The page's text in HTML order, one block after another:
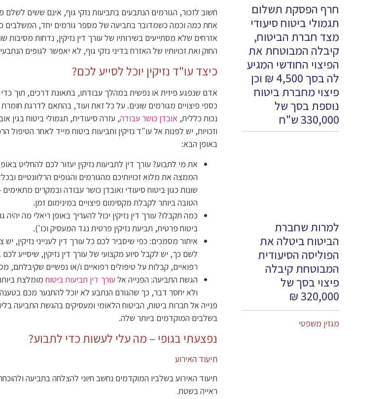
חרף הפסקת תשלום
תגמולי ביטוח סיעודי
מצד חברת הביטוח,
קיבלה המבוטחת את
הפיצוי החודשי המגיע
לה בסך 4,500 ₪ וכן
פיצוי מחברת ביטוח
נוספת בסך של
330,000 ש"ח
למרות שחברת
הביטוח ביטלה את
הפוליסה הסיעודית
המבוטחת קיבלה
פיצוי בסך של
320,000 ₪
מגזין משפטי
חשוב לזכור, הגורמים הנתבעים בתביעות נזקי גוף, אינם ששים לשלם
אחת כמה וכמה כשמדובר בתביעה של מספר גורמים יחד, המשלבים
אזרחים שלא מסתייעים בשירותיו של עורך דין נזיקין, נדחות מסיבות
החוק ואת זכויותיו של האזרח בדיני נזקי גוף, לא יאפשר לגופים
כיצד עו"ד נזיקין יוכל לסייע לכם?
אדם שנפגע פיזית או נפשית במהלך עבודתו, בתאונת דרכים, תוך
כספי פיצויים מגורמים שונים. על כל זאת ועוד, בהתאם לדרגת חומרת
נכות כללית, אובדן כושר עבודה, עזרה סיעודית, תגמולי ביטוח בגין
וזכויות, יש לפנות אל עו"ד נזיקין ותביעות ביטוח מייד לאחר הטיפול
באופן הבא:
את מי לתבוע? עורך דין לתביעות נזיקין יעזור לכם להחליט
הממצה את מלוא זכויותיכם מהגורמים והגופים הרלוונטיים
שונות כגון ביטוח סיעודי ואובדן כושר עבודה ובמקרים
הטובה ביותר לקבלת מקסימום פיצויים במינימום זמן.
כמה תקבלו? עורך דין נזיקין יכול להעריך באופן ריאלי מה
ביטוח פרטית, תביעת נזיקין פרטית נגד המעסיק וכו').
איתור מסמכים: כפי שיסביר לכם כל עורך דין לענייני נזיקין,
לשם כך, יש לקבל סיוע מקצועי של עורך דין נזיקין, שיסייע
רפואיים, קבלות על טיפולים רפואיים ו/או נפשיים שקיבלתם,
הגשת התביעה: הפנייה אל עורך דין תביעות ביטוחמומלצת
ולא יחסר דבר, כך שהגורם הנתבע לא יוכל להתנער מכם
פנייה אל חברות ביטוח, הביטוח הלאומי ומעסיקים בהגשת התביעה
בשלבים המוקדמים ביותר שלה.
נפצעתי בגופי – מה עלי לעשות כדי לתבוע?
תיעוד האירוע
תיעוד האירוע בשלביו המוקדמים נחשב חיוני להצלחה בתביעה
ראייה בשטח.